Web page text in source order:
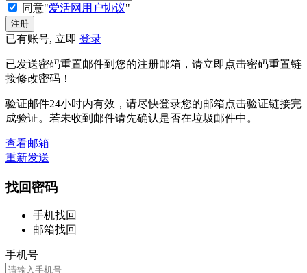
同意"爱活网用户协议"
已有账号, 立即 登录
已发送密码重置邮件到您的注册邮箱，请立即点击密码重置链
接修改密码！
验证邮件24小时内有效，请尽快登录您的邮箱点击验证链接完
成验证。若未收到邮件请先确认是否在垃圾邮件中。
查看邮箱
重新发送
找回密码
手机找回
邮箱找回
手机号